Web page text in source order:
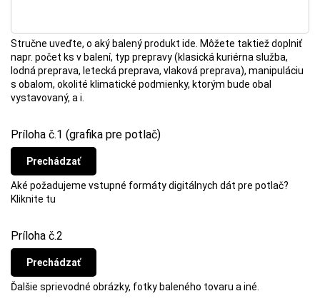
Stručne uveďte, o aký balený produkt ide. Môžete taktiež doplniť
napr. počet ks v balení, typ prepravy (klasická kuriérna služba,
lodná preprava, letecká preprava, vlaková preprava), manipuláciu
s obalom, okolité klimatické podmienky, ktorým bude obal
vystavovaný, a i.
Príloha č.1 (grafika pre potlač)
Prechádzať
Aké požadujeme vstupné formáty digitálnych dát pre potlač?
Kliknite tu
Príloha č.2
Prechádzať
Ďalšie sprievodné obrázky, fotky baleného tovaru a iné.